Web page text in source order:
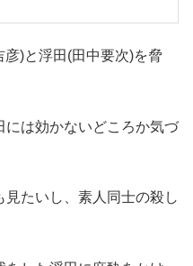
)と浮田(田中要次)を脅
には効かないどころか気づ
たいし、素人同士の殺し